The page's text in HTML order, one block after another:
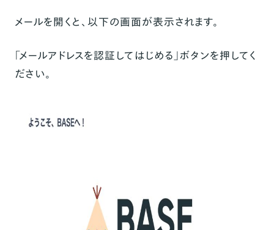
メールを開くと、以下の画面が表示されます。
「メールアドレスを認証してはじめる」ボタンを押してく
ださい。